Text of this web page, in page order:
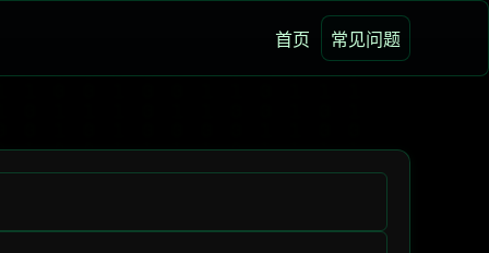
首页 常见问题